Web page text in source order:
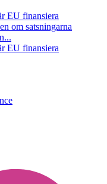
EU finansiera
om satsningarna
EU finansiera